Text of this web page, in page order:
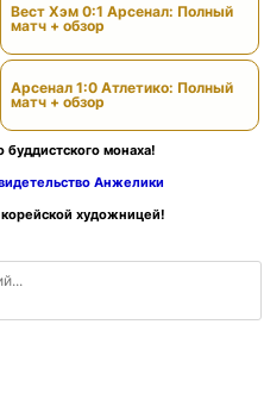
Вест Хэм 0:1 Арсенал: Полный
матч + обзор
Арсенал 1:0 Атлетико: Полный
матч + обзор
монаха!
Анжелики
художницей!